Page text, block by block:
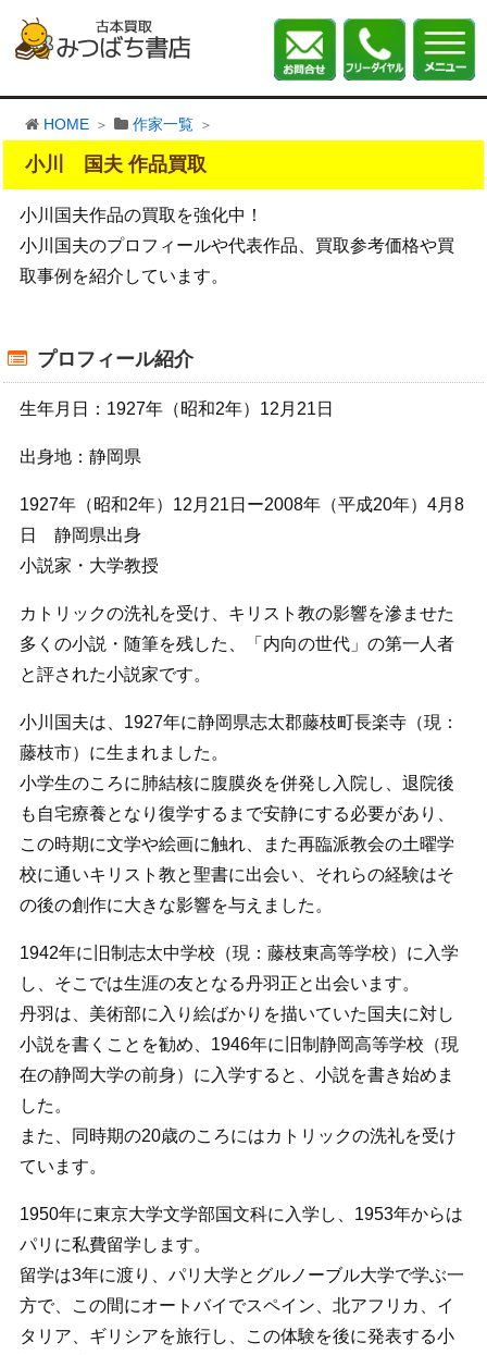
HOME 作家一覧
小川 国夫 作品買取
小川国夫作品の買取を強化中！
小川国夫のプロフィールや代表作品、買取参考価格や買
取事例を紹介しています。
プロフィール紹介
生年月日：1927年（昭和2年）12月21日
出身地：静岡県
1927年（昭和2年）12月21日ー2008年（平成20年）4月8
日 静岡県出身
小説家・大学教授
カトリックの洗礼を受け、キリスト教の影響を滲ませた
多くの小説・随筆を残した、「内向の世代」の第一人者
と評された小説家です。
小川国夫は、1927年に静岡県志太郡藤枝町長楽寺（現：
藤枝市）に生まれました。
小学生のころに肺結核に腹膜炎を併発し入院し、退院後
も自宅療養となり復学するまで安静にする必要があり、
この時期に文学や絵画に触れ、また再臨派教会の土曜学
校に通いキリスト教と聖書に出会い、それらの経験はそ
の後の創作に大きな影響を与えました。
1942年に旧制志太中学校（現：藤枝東高等学校）に入学
し、そこでは生涯の友となる丹羽正と出会います。
丹羽は、美術部に入り絵ばかりを描いていた国夫に対し
小説を書くことを勧め、1946年に旧制静岡高等学校（現
在の静岡大学の前身）に入学すると、小説を書き始めま
した。
また、同時期の20歳のころにはカトリックの洗礼を受け
ています。
1950年に東京大学文学部国文科に入学し、1953年からは
パリに私費留学します。
留学は3年に渡り、パリ大学とグルノーブル大学で学ぶ一
方で、この間にオートバイでスペイン、北アフリカ、イ
タリア、ギリシアを旅行し、この体験を後に発表する小